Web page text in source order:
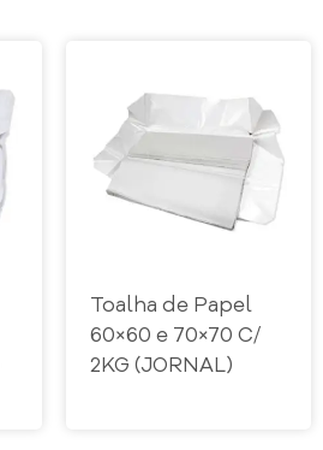
Toalha de Papel
60×60 e 70×70 C/
2KG (JORNAL)